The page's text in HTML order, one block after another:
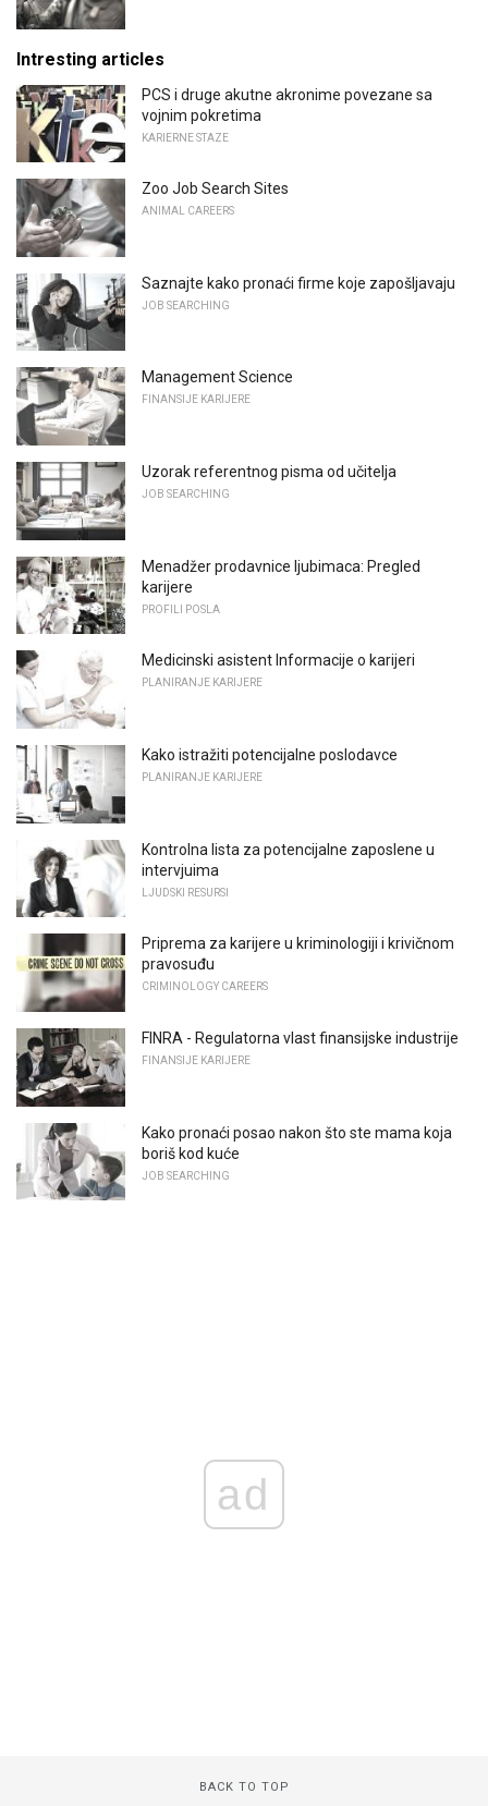
Intresting articles
PCS i druge akutne akronime povezane sa
vojnim pokretima
KARIERNE STAZE
Zoo Job Search Sites
ANIMAL CAREERS
Saznajte kako pronaći firme koje zapošljavaju
JOB SEARCHING
Management Science
FINANSIJE KARIJERE
Uzorak referentnog pisma od učitelja
JOB SEARCHING
Menadžer prodavnice ljubimaca: Pregled
karijere
PROFILI POSLA
Medicinski asistent Informacije o karijeri
PLANIRANJE KARIJERE
Kako istražiti potencijalne poslodavce
PLANIRANJE KARIJERE
Kontrolna lista za potencijalne zaposlene u
intervjuima
LJUDSKI RESURSI
Priprema za karijere u kriminologiji i krivičnom
pravosuđu
CRIMINOLOGY CAREERS
FINRA - Regulatorna vlast finansijske industrije
FINANSIJE KARIJERE
Kako pronaći posao nakon što ste mama koja
boriš kod kuće
JOB SEARCHING
ad
BACK TO TOP